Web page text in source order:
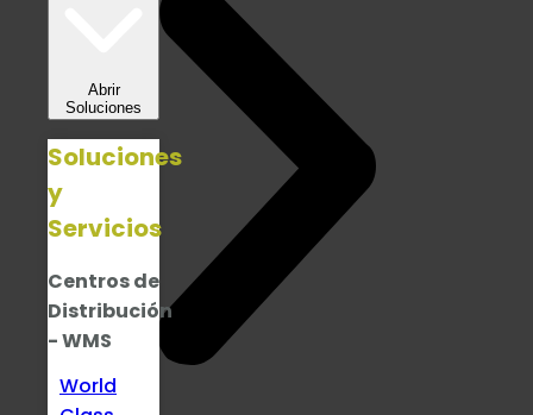
Abrir
Soluciones
Soluciones
y
Servicios
Centros de
Distribución
- WMS
World